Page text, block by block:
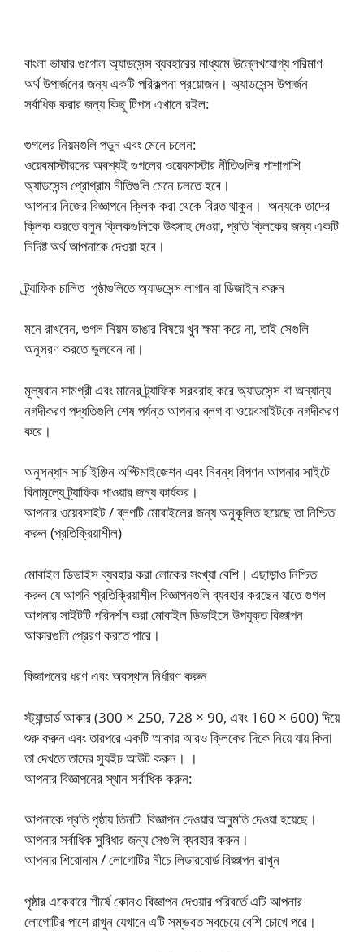
বাংলা ভাষার গুগোলঅ্যাডসেন্সব্যবহারেরমাধ্যমে উল্লেখযোগ্য পরিমাণ
অর্থ উপার্জনের জন্য একটি পরিকল্পনা প্রয়োজন। অ্যাডসেন্স উপার্জন
সর্বাধিক করার জন্য কিছু টিপস এখানে রইল:
গুগলের নিয়মগুলি পড়ুন এবং মেনে চলেন:
ওয়েবমাস্টারদের অবশ্যই গুগলের ওয়েবমাস্টার নীতিগুলির পাশাপাশি
অ্যাডসেন্স প্রোগ্রাম নীতিগুলি মেনে চলতে হবে।
আপনার নিজের বিজ্ঞাপনে ক্লিক করা থেকে বিরত থাকুন। অন্যকে তাদের
ক্লিক করতে বলুন ক্লিকগুলিকে উৎসাহ দেওয়া, প্রতি ক্লিকের জন্য একটি
নিদিষ্ট অর্থ আপনাকে দেওয়া হবে।
ট্র্যাফিক চালিত পৃষ্ঠাগুলিতে অ্যাডসেন্স লাগান বা ডিজাইন করুন
মনে রাখবেন, গুগল নিয়ম ভাঙার বিষয়ে খুব ক্ষমা করে না, তাই সেগুলি
অনুসরণ করতে ভুলবেন না।
মূল্যবান সামগ্রী এবং মানের ট্র্যাফিক সরবরাহ করে অ্যাডসেন্স বা অন্যান্য
নগদীকরণ পদ্ধতিগুলি শেষ পর্যন্ত আপনার ব্লগ বা ওয়েবসাইটকে নগদীকরণ
করে।
অনুসন্ধান সার্চ ইঞ্জিন অপ্টিমাইজেশন এবং নিবন্ধ বিপণন আপনার সাইটে
বিনামূল্যে ট্র্যাফিক পাওয়ার জন্য কার্যকর।
আপনার ওয়েবসাইট / ব্লগটি মোবাইলের জন্য অনুকূলিত হয়েছে তা নিশ্চিত
করুন (প্রতিক্রিয়াশীল)
মোবাইল ডিভাইস ব্যবহার করা লোকের সংখ্যা বেশি। এছাড়াও নিশ্চিত
করুন যে আপনি প্রতিক্রিয়াশীল বিজ্ঞাপনগুলি ব্যবহার করছেন যাতে গুগল
আপনার সাইটটি পরিদর্শন করা মোবাইল ডিভাইসে উপযুক্ত বিজ্ঞাপন
আকারগুলি প্রেরণ করতে পারে।
বিজ্ঞাপনের ধরণ এবং অবস্থান নির্ধারণ করুন
স্ট্যান্ডার্ড আকার (300 × 250, 728 × 90, এবং 160 × 600) দিয়ে
শুরু করুন এবং তারপরে একটি আকার আরও ক্লিকের দিকে নিয়ে যায় কিনা
তা দেখতে তাদের স্যুইচ আউট করুন। ।
আপনার বিজ্ঞাপনের স্থান সর্বাধিক করুন:
আপনাকে প্রতি পৃষ্ঠায় তিনটি বিজ্ঞাপন দেওয়ার অনুমতি দেওয়া হয়েছে।
আপনার সর্বাধিক সুবিধার জন্য সেগুলি ব্যবহার করুন।
আপনার শিরোনাম / লোগোটির নীচে লিডারবোর্ড বিজ্ঞাপন রাখুন
পৃষ্ঠার একেবারে শীর্ষে কোনও বিজ্ঞাপন দেওয়ার পরিবর্তে এটি আপনার
লোগোটির পাশে রাখুন যেখানে এটি সম্ভবত সবচেয়ে বেশি চোখে পরে।